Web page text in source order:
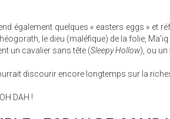
également quelques « easters eggs » et
le dieu (maléfique) de la folie,
un cavalier sans tête (Sleepy Hollow), ou un
discourir encore longtemps sur la
DAH !